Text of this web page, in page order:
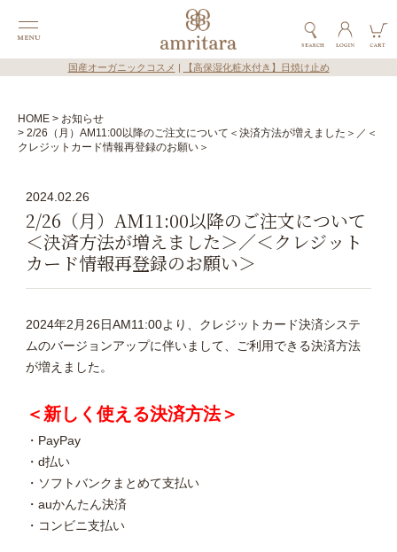
国産オーガニックコスメ 【高保湿化粧水付き】日焼け止め
HOME
お知らせ
2/26（月）AM11:00以降のご注文について＜決済方法が増えました＞／＜
クレジットカード情報再登録のお願い＞
2024.02.26
2/26（月）AM11:00以降のご注文について
＜決済方法が増えました＞／＜クレジット
カード情報再登録のお願い＞
2024年2月26日AM11:00より、クレジットカード決済システ
ムのバージョンアップに伴いまして、ご利用できる決済方法
が増えました。
＜新しく使える決済方法＞
・PayPay
・d払い
・ソフトバンクまとめて支払い
・auかんたん決済
・コンビニ支払い